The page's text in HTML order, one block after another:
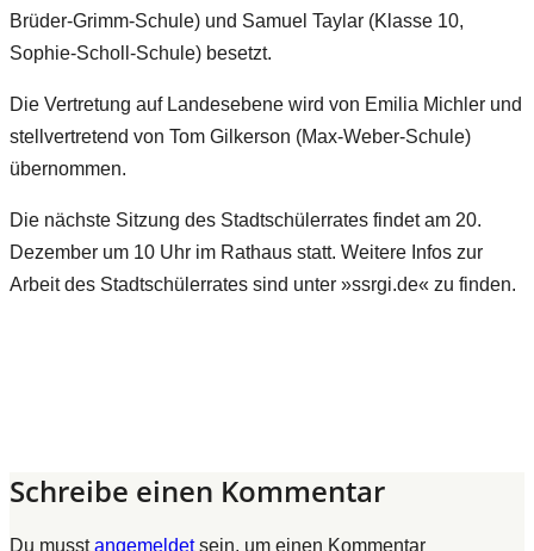
Brüder-Grimm-Schule) und Samuel Taylar (Klasse 10,
Sophie-Scholl-Schule) besetzt.
Die Vertretung auf Landesebene wird von Emilia Michler und
stellvertretend von Tom Gilkerson (Max-Weber-Schule)
übernommen.
Die nächste Sitzung des Stadtschülerrates findet am 20.
Dezember um 10 Uhr im Rathaus statt. Weitere Infos zur
Arbeit des Stadtschülerrates sind unter »ssrgi.de« zu finden.
Schreibe einen Kommentar
Du musstangemeldetsein, um einen Kommentar